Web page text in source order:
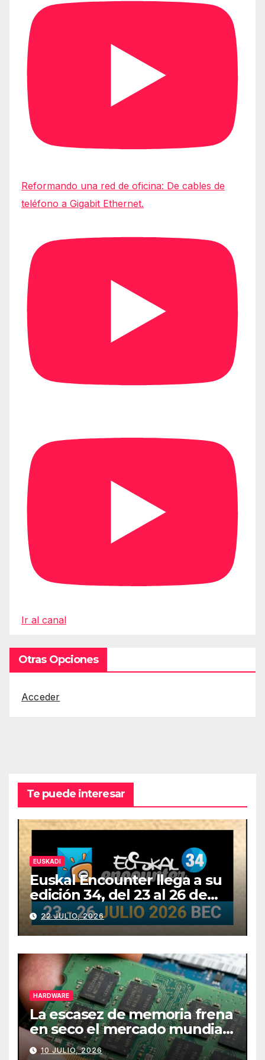
Reformando una red de oficina: De cables de
teléfono a Gigabit Ethernet.
Ir al canal
Otras Opciones
Acceder
Te puede interesar
EUSKADI
Euskal Encounter llega a su
edición 34, del 23 al 26 de
julio
22 JULIO, 2026
HARDWARE
La escasez de memoria frena
en seco el mercado mundial
de PCs
10 JULIO, 2026